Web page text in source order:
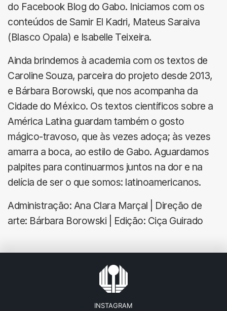
do Facebook Blog do Gabo. Iniciamos com os
conteúdos de Samir El Kadri, Mateus Saraiva
(Blasco Opala) e Isabelle Teixeira.
Ainda brindemos à academia com os textos de
Caroline Souza, parceira do projeto desde 2013,
e Bárbara Borowski, que nos acompanha da
Cidade do México. Os textos científicos sobre a
América Latina guardam também o gosto
mágico-travoso, que às vezes adoça; às vezes
amarra a boca, ao estilo de Gabo. Aguardamos
palpites para continuarmos juntos na dor e na
delícia de ser o que somos: latinoamericanos.
Administração: Ana Clara Marçal | Direção de
arte: Bárbara Borowski | Edição: Ciça Guirado
INSTAGRAM